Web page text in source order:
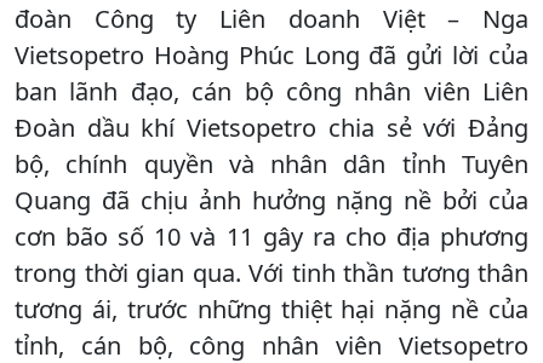
đoàn Công ty Liên doanh Việt – Nga
Vietsopetro Hoàng Phúc Long đã gửi lời của
ban lãnh đạo, cán bộ công nhân viên Liên
Đoàn dầu khí Vietsopetro chia sẻ với Đảng
bộ, chính quyền và nhân dân tỉnh Tuyên
Quang đã chịu ảnh hưởng nặng nề bởi của
cơn bão số 10 và 11 gây ra cho địa phương
trong thời gian qua. Với tinh thần tương thân
tương ái, trước những thiệt hại nặng nề của
tỉnh, cán bộ, công nhân viên Vietsopetro